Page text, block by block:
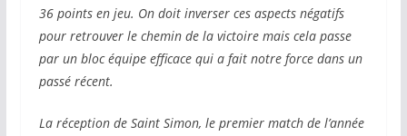
36 points en jeu. On doit inverser ces aspects négatifs
pour retrouver le chemin de la victoire mais cela passe
par un bloc équipe efficace qui a fait notre force dans un
passé récent.
La réception de Saint Simon, le premier match de l’année